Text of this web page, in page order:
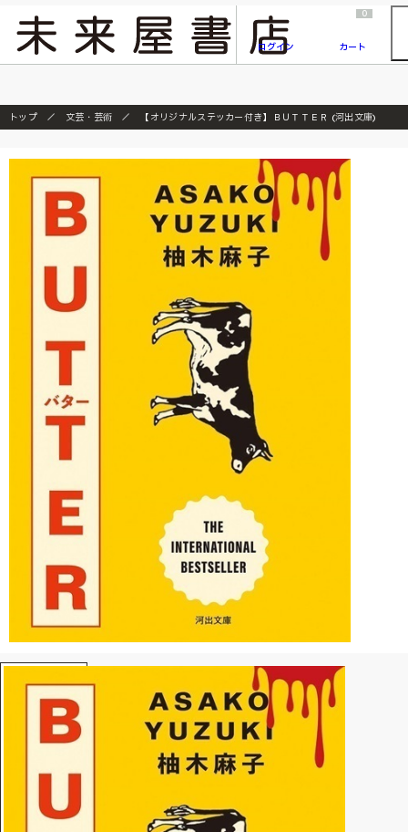
『ONE PIECE magazine 021 ONE PIECEカード付き同梱版』発売延期のご案内
ログイン
0
カート
トップ 文芸・芸術 【オリジナルステッカー付き】ＢＵＴＴＥＲ (河出文庫)